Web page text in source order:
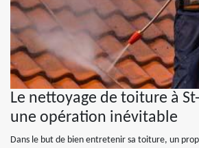
Le nettoyage de toiture à
une opération inévitable
Dans le but de bien entretenir sa toiture, un